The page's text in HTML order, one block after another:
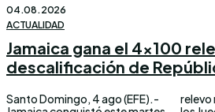
04.08.2026
ACTUALIDAD
Jamaica gana el 4×100
descalificación de
Santo Domingo, 4 ago (EFE).-
relevo mixto en el atletismo de